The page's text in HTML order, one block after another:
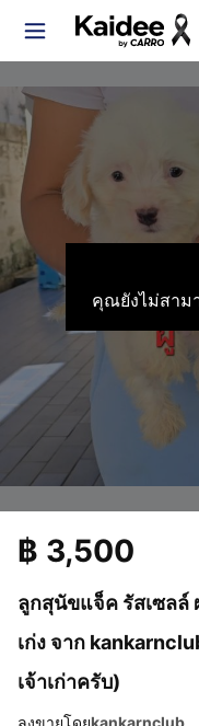
คุณยังไม่สาม
ลูกสุนัขแจ็ค รัสเซลล์
เก่ง จาก
เจ้าเก่าครับ)
฿ 3,500
ลงขายโดยkankarnclub